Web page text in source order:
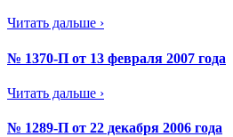
Читать дальше ›
№ 1370-П от 13 февраля 2007 года
Читать дальше ›
№ 1289-П от 22 декабря 2006 года